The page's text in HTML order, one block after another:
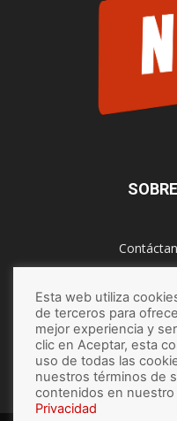
Esta web utiliza
de terceros para
mejor experiencia y
clic en Aceptar, esta
uso de todas las
nuestros términos de
contenidos en nuestro
Privacidad